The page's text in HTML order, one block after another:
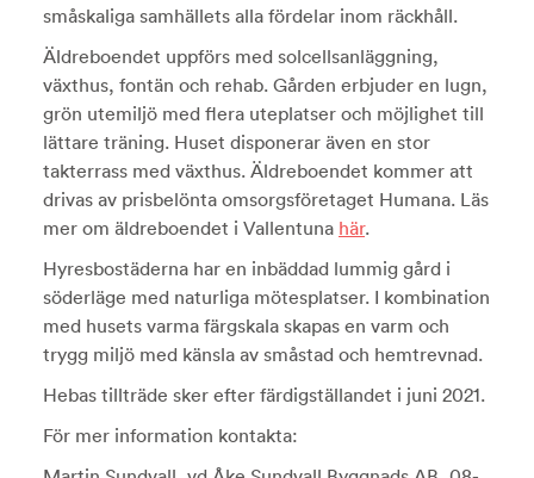
småskaliga samhällets alla fördelar inom räckhåll.
Äldreboendet uppförs med solcellsanläggning,
växthus, fontän och rehab. Gården erbjuder en lugn,
grön utemiljö med flera uteplatser och möjlighet till
lättare träning. Huset disponerar även en stor
takterrass med växthus. Äldreboendet kommer att
drivas av prisbelönta omsorgsföretaget Humana. Läs
mer om äldreboendet i Vallentuna här.
Hyresbostäderna har en inbäddad lummig gård i
söderläge med naturliga mötesplatser. I kombination
med husets varma färgskala skapas en varm och
trygg miljö med känsla av småstad och hemtrevnad.
Hebas tillträde sker efter färdigställandet i juni 2021.
För mer information kontakta: